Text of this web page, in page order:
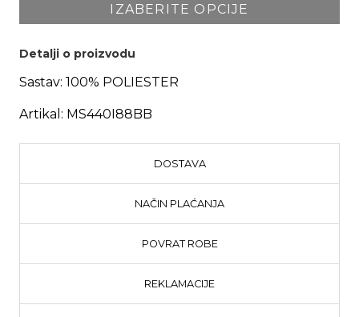
IZABERITE OPCIJE
Detalji o proizvodu
Sastav: 100% POLIESTER
Artikal: MS440I88BB
DOSTAVA
NAČIN PLAĆANJA
POVRAT ROBE
REKLAMACIJE